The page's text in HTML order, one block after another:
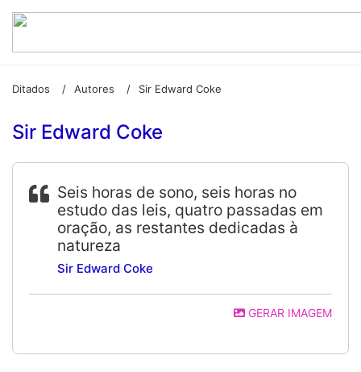
Ditados / Autores / Sir Edward Coke
Sir Edward Coke
Seis horas de sono, seis horas no
estudo das leis, quatro passadas em
oração, as restantes dedicadas à
natureza
Sir Edward Coke
GERAR IMAGEM